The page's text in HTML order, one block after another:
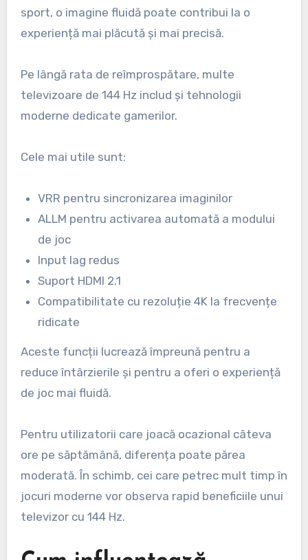
sport, o imagine fluidă poate contribui la o
experiență mai plăcută și mai precisă.
Pe lângă rata de reîmprospătare, multe
televizoare de 144 Hz includ și tehnologii
moderne dedicate gamerilor.
Cele mai utile sunt:
VRR pentru sincronizarea imaginilor
ALLM pentru activarea automată a modului
de joc
Input lag redus
Suport HDMI 2.1
Compatibilitate cu rezoluție 4K la frecvențe
ridicate
Aceste funcții lucrează împreună pentru a
reduce întârzierile și pentru a oferi o experiență
de joc mai fluidă.
Pentru utilizatorii care joacă ocazional câteva
ore pe săptămână, diferența poate părea
moderată. În schimb, cei care petrec mult timp în
jocuri moderne vor observa rapid beneficiile unui
televizor cu 144 Hz.